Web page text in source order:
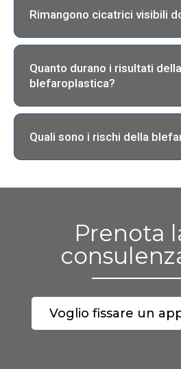
Rimangono cicatrici visibili
Quanto durano i risultati della
blefaroplastica?
Quali sono i rischi della
Prenota
Voglio fissare un